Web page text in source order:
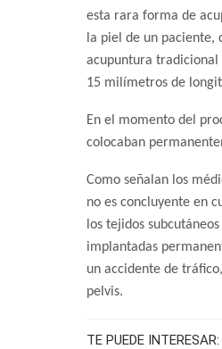
esta rara forma de
la piel de un paciente,
acupuntura
15 milímetros de
En el momento del
colocaban
Como señalan los
no es concluyente en
los tejidos
implantadas
un accidente de
pelvis.
TE PUEDE INTERESAR: